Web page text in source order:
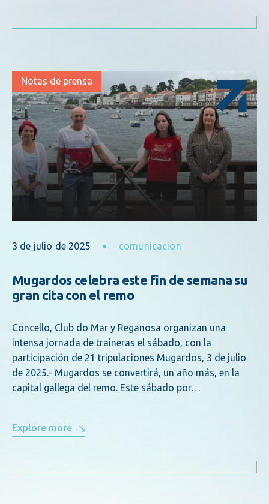
Notas de prensa
3 de julio de 2025 comunicacion
Mugardos celebra este fin de semana su
gran cita con el remo
Concello, Club do Mar y Reganosa organizan una
intensa jornada de traineras el sábado, con la
participación de 21 tripulaciones Mugardos, 3 de julio
de 2025.- Mugardos se convertirá, un año más, en la
capital gallega del remo. Este sábado por…
Explore more